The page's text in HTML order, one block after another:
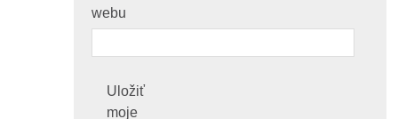
webu
Uložiť
moje